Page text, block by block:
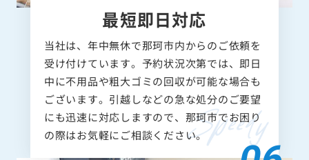
最短即日対応
当社は、年中無休で那珂市内からのご依頼を
受け付けています。予約状況次第では、即日
中に不用品や粗大ゴミの回収が可能な場合も
ございます。引越しなどの急な処分のご要望
にも迅速に対応しますので、那珂市でお困り
の際はお気軽にご相談ください。